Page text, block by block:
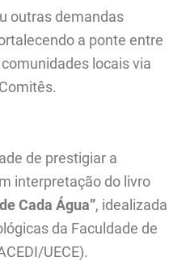
outras demandas
a ponte entre
locais via
de prestigiar a
interpretação do livro
Cada Água”, idealizada
da Faculdade de
UECE).